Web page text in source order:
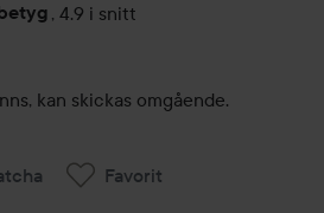
, 4.9 i snitt
kan skickas omgående.
Favorit